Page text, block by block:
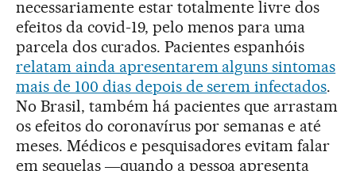
necessariamente estar totalmente livre dos
efeitos da covid-19, pelo menos para uma
parcela dos curados. Pacientes espanhóis
relatam ainda apresentarem alguns sintomas
mais de 100 dias depois de serem infectados.
No Brasil, também há pacientes que arrastam
os efeitos do coronavírus por semanas e até
meses. Médicos e pesquisadores evitam falar
em sequelas ―quando a pessoa apresenta